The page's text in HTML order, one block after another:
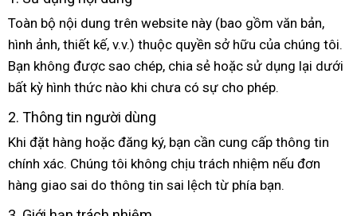
Toàn bộ nội dung trên website này (bao gồm văn bản,
hình ảnh, thiết kế, v.v.) thuộc quyền sở hữu của chúng tôi.
Bạn không được sao chép, chia sẻ hoặc sử dụng lại dưới
bất kỳ hình thức nào khi chưa có sự cho phép.
2. Thông tin người dùng
Khi đặt hàng hoặc đăng ký, bạn cần cung cấp thông tin
chính xác. Chúng tôi không chịu trách nhiệm nếu đơn
hàng giao sai do thông tin sai lệch từ phía bạn.